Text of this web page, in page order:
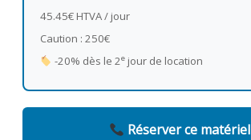
45.45€ HTVA / jour
Caution : 250€
-20% dès le 2ejour de location
Réserver ce matériel